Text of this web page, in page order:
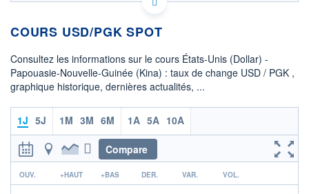
Politique d'exécution
15h29
4,44
OUVERTURE
4,4180
CLÔTURE VEILLE
4,4660 4,4180
COURS USD/PGK SPOT
Consultez les informations sur le cours États-Unis (Dollar) -
Papouasie-Nouvelle-Guinée (Kina) : taux de change USD / PGK ,
graphique historique, dernières actualités, ...
1J 5J 1M 3M 6M 1A 5A 10A
Compare
r
OUV. +HAUT +BAS DER. VAR. VOL.